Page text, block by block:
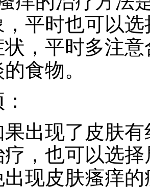
平时也可以
，平时多注
食物。
出现了皮肤
疗，也可以选
现皮肤瘙痒